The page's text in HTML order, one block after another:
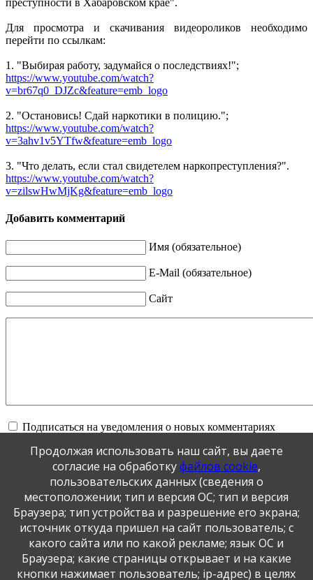
преступности в Хабаровском крае".
Для просмотра и скачивания видеороликов необходимо
перейти по ссылкам:
1. "Выбирая работу, задумайся о последствиях!";
https://www.youtube.com/watch?
v=br67q0_DJZc&feature=emb_logo
2. "Остановись! Сдай наркотики в полицию.";
https://www.youtube.com/watch?
v=3ahv1v5YTfw&feature=emb_logo
3. "Что делать, если стал свидетелем наркопреступления?".
https://www.youtube.com/watch?
v=zilswHwMjKg&feature=emb_logo
Добавить комментарий
Имя (обязательное)
E-Mail (обязательное)
Сайт
Подписаться на уведомления о новых комментариях
Отправить
JComments
Публикация персональных данных, в том числе
фотографий, производится в соответствии с
Федеральным законом от 27.07.2006 г. № 152-ФЗ " О
Продолжая использовать наш сайт, вы даете
согласие на обработкуфайлов cookie,
пользовательских данных (сведения о
местоположении; тип и версия ОС; тип и версия
Браузера; тип устройства и разрешение его экрана;
источник откуда пришел на сайт пользователь; с
какого сайта или по какой рекламе; язык ОС и
Браузера; какие страницы открывает и на какие
кнопки нажимает пользователь; ip-адрес) в целях